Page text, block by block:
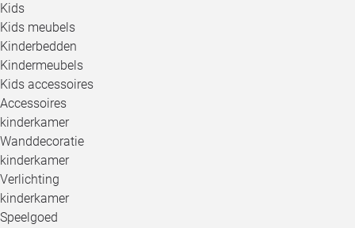
Kids
Kids meubels
Kinderbedden
Kindermeubels
Kids accessoires
Accessoires
kinderkamer
Wanddecoratie
kinderkamer
Verlichting
kinderkamer
Speelgoed